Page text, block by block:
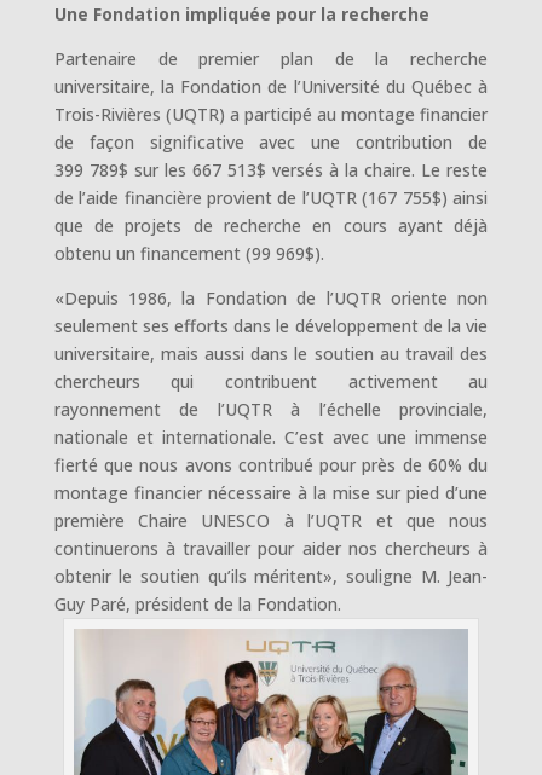
Une Fondation impliquée pour la recherche
Partenaire de premier plan de la recherche
universitaire, la Fondation de l’Université du Québec à
Trois-Rivières (UQTR) a participé au montage financier
de façon significative avec une contribution de
399 789$ sur les 667 513$ versés à la chaire. Le reste
de l’aide financière provient de l’UQTR (167 755$) ainsi
que de projets de recherche en cours ayant déjà
obtenu un financement (99 969$).
«Depuis 1986, la Fondation de l’UQTR oriente non
seulement ses efforts dans le développement de la vie
universitaire, mais aussi dans le soutien au travail des
chercheurs qui contribuent activement au
rayonnement de l’UQTR à l’échelle provinciale,
nationale et internationale. C’est avec une immense
fierté que nous avons contribué pour près de 60% du
montage financier nécessaire à la mise sur pied d’une
première Chaire UNESCO à l’UQTR et que nous
continuerons à travailler pour aider nos chercheurs à
obtenir le soutien qu’ils méritent», souligne M. Jean-
Guy Paré, président de la Fondation.